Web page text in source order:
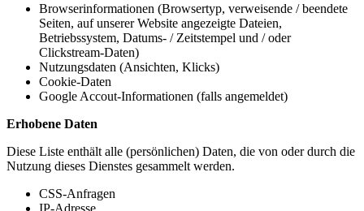
Browserinformationen (Browsertyp, verweisende / beendete
Seiten, auf unserer Website angezeigte Dateien,
Betriebssystem, Datums- / Zeitstempel und / oder
Clickstream-Daten)
Nutzungsdaten (Ansichten, Klicks)
Cookie-Daten
Google Accout-Informationen (falls angemeldet)
Erhobene Daten
Diese Liste enthält alle (persönlichen) Daten, die von oder durch die
Nutzung dieses Dienstes gesammelt werden.
CSS-Anfragen
IP-Adresse